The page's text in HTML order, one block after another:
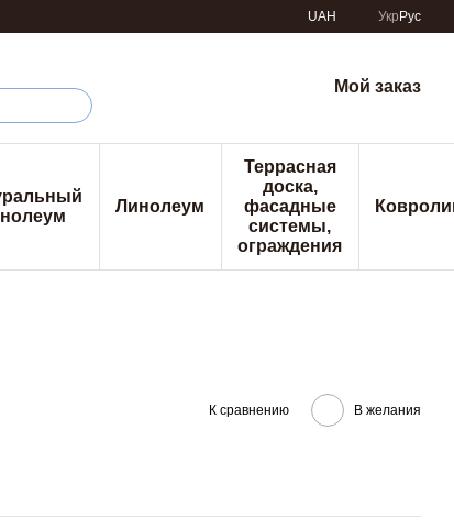
UAH Укр Рус
Мой заказ
Линолеум
Террасная
доска,
фасадные
системы,
ограждения
К сравнению В желания